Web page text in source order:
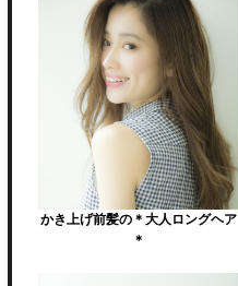
かき上げ前髪の＊大人ロングヘア
＊